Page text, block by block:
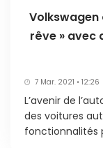
Volkswagen
rêve » avec
7 Mar. 2021 • 12:26
L’avenir de
des voitures
fonctionnalités